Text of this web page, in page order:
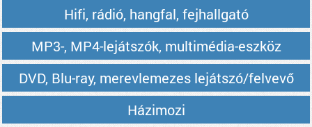
Hifi, rádió, hangfal, fejhallgató
MP3-, MP4-lejátszók, multimédia-eszköz
DVD, Blu-ray, merevlemezes lejátszó/felvevő
Házimozi